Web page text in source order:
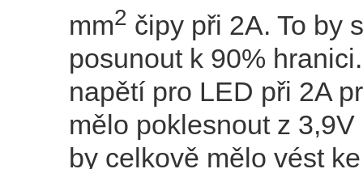
mm2 čipy při 2A. To by
posunout k 90%
napětí pro LED při 2A
mělo poklesnout z 3,9V
by celkově mělo vést